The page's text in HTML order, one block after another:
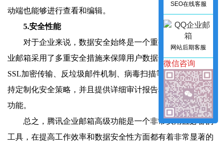
动端也能够进行查看和编辑。
5.安全性能
对于企业来说，数据安全始终是一个重要问题。腾讯企
业邮箱采用了多重安全措施来保障用户数据安全。例如支持
SSL加密传输、反垃圾邮件机制、病毒扫描等等。同时还支
持定制化安全策略，并且提供详细审计报告和操作日志查询
功能。
总之，腾讯企业邮箱高级功能是一个非常实用且必备的
工具，在提高工作效率和数据安全性方面都有着非常显著的
SEO在线客服
网站后期客服
微信咨询